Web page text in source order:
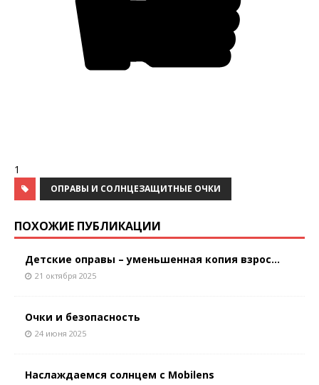
1
ОПРАВЫ И СОЛНЦЕЗАЩИТНЫЕ ОЧКИ
ПОХОЖИЕ ПУБЛИКАЦИИ
Детские оправы – уменьшенная копия взрос...
21 октября 2025
Очки и безопасность
24 июня 2025
Наслаждаемся солнцем с Mobilens